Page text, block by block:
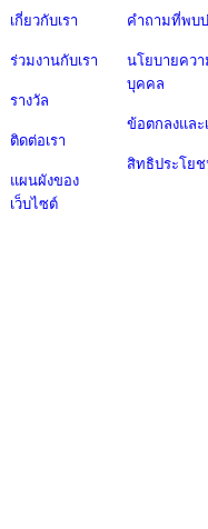
เกี่ยวกับเรา
ร่วมงานกับเรา
รางวัล
ติดต่อเรา
แผนผังของ
เว็บไซต์
คำถามที่พบ
นโยบายคว
บุคคล
ข้อตกลงและ
สิทธิประโย